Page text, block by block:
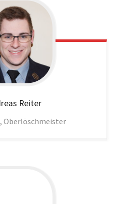
Reiter
Oberlöschmeister